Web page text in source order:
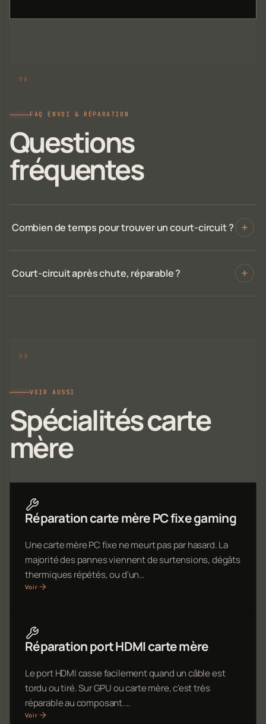
FAQ ENVOI & RÉPARATION
Questions
fréquentes
Combien de temps pour trouver un court-circuit ?
Court-circuit après chute, réparable ?
VOIR AUSSI
Spécialités carte
mère
Réparation carte mère PC fixe gaming
Une carte mère PC fixe ne meurt pas par hasard. La
majorité des pannes viennent de surtensions, dégâts
thermiques répétés, ou d'un…
Voir
Réparation port HDMI carte mère
Le port HDMI casse facilement quand un câble est
tordu ou tiré. Sur GPU ou carte mère, c'est très
réparable au composant.…
Voir